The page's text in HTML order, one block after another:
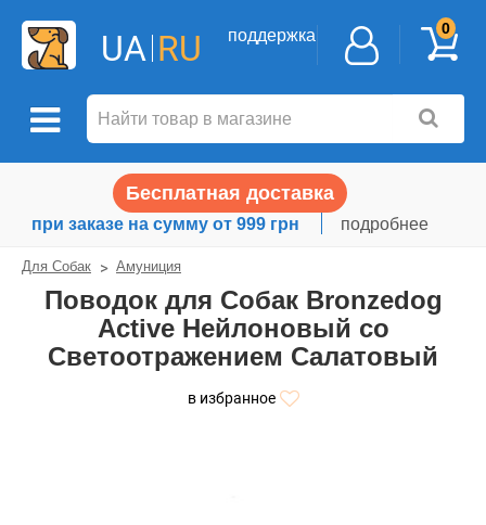
UA RU поддержка 0
Бесплатная доставка
при заказе на сумму от 999 грн подробнее
Для Собак Амуниция
Поводок для Собак Bronzedog
Active Нейлоновый со
Светоотражением Салатовый
в избранное